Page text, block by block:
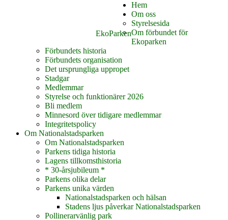
EkoParken
Hem
Om oss
Styrelsesida
Om förbundet för
Ekoparken
Förbundets historia
Förbundets organisation
Det ursprungliga uppropet
Stadgar
Medlemmar
Styrelse och funktionärer 2026
Bli medlem
Minnesord över tidigare medlemmar
Integritetspolicy
Om Nationalstadsparken
Om Nationalstadsparken
Parkens tidiga historia
Lagens tillkomsthistoria
* 30-årsjubileum *
Parkens olika delar
Parkens unika värden
Nationalstadsparken och hälsan
Stadens ljus påverkar Nationalstadsparken
Pollinerarvänlig park